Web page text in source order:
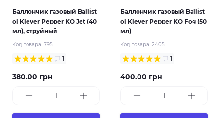
Баллончик газовый Ballist
ol Klever Pepper KO Jet (40
мл), струйный
Код товара: 795
1
380.00 грн
Баллончик газовый Ballist
ol Klever Pepper KO Fog (50
мл)
Код товара: 2405
1
400.00 грн